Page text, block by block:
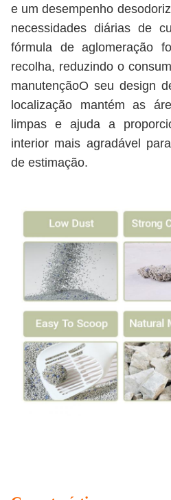
e um desempenho
necessidades diárias de
fórmula de aglomeração
recolha, reduzindo o
manutençãoO seu design
localização mantém as
limpas e ajuda a
interior mais agradável
de estimação.